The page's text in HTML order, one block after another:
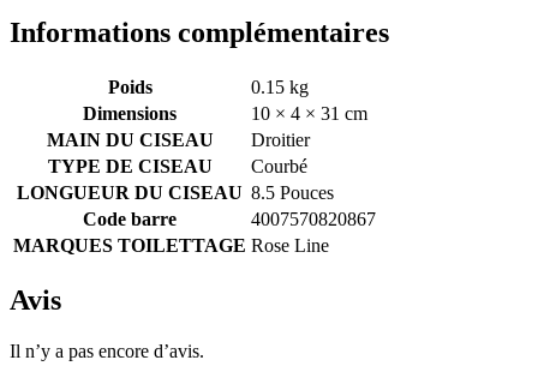
Informations complémentaires
Poids
0.15 kg
Dimensions
10 × 4 × 31 cm
MAIN DU CISEAU
Droitier
TYPE DE CISEAU
Courbé
LONGUEUR DU CISEAU 8.5 Pouces
Code barre
4007570820867
MARQUES TOILETTAGE Rose Line
Avis
Il n’y a pas encore d’avis.